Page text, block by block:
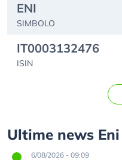
ENI
SIMBOLO
IT0003132476
ISIN
Ultime news Eni
6/08/2026 - 09:09